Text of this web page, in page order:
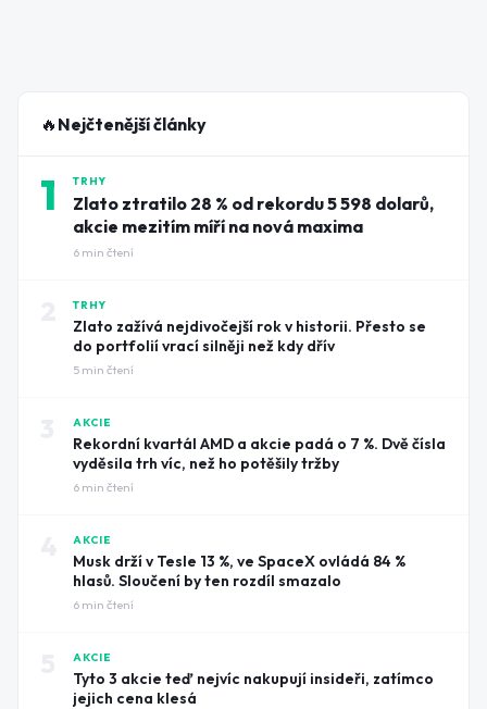
🔥 Nejčtenější články
1 TRHY
Zlato ztratilo 28 % od rekordu 5 598 dolarů,
akcie mezitím míří na nová maxima
6 min čtení
TRHY
Zlato zažívá nejdivočejší rok v historii. Přesto se
do portfolií vrací silněji než kdy dřív
5 min čtení
AKCIE
Rekordní kvartál AMD a akcie padá o 7 %. Dvě čísla
vyděsila trh víc, než ho potěšily tržby
6 min čtení
AKCIE
Musk drží v Tesle 13 %, ve SpaceX ovládá 84 %
hlasů. Sloučení by ten rozdíl smazalo
6 min čtení
AKCIE
Tyto 3 akcie teď nejvíc nakupují insideři, zatímco
jejich cena klesá